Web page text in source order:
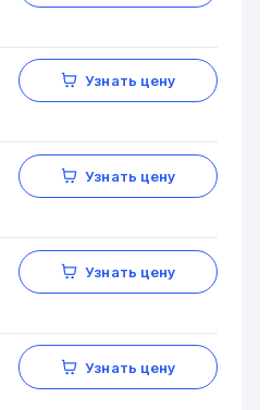
Узнать цену
Узнать цену
Узнать цену
Узнать цену